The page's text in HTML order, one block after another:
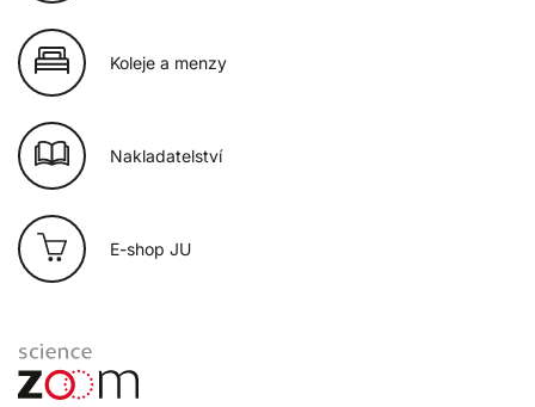
Koleje a menzy
Nakladatelství
E-shop JU